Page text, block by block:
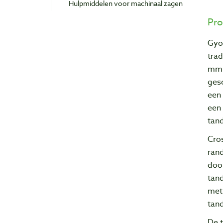
Hulpmiddelen voor machinaal zagen